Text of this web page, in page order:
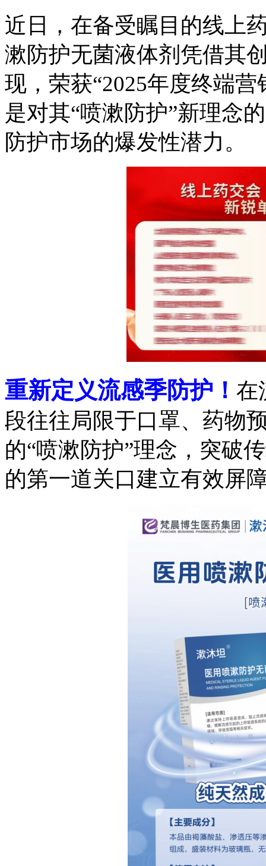
近日，在备受瞩目的线上
漱防护无菌液体剂凭借其
现，荣获“2025年度终端
是对其“喷漱防护”新理念
防护市场的爆发性潜力。
重新定义流感季防护 ！ 在
段往往局限于口罩、药物
的“喷漱防护”理念，突破
的第一道关口建立有效屏